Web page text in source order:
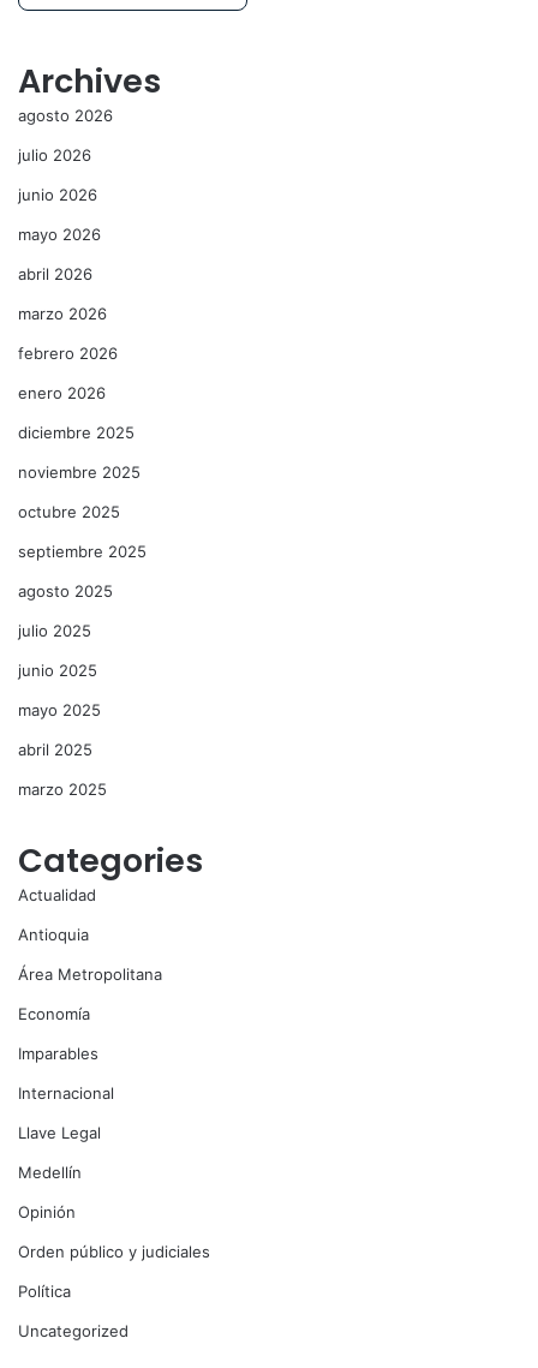
Archives
agosto 2026
julio 2026
junio 2026
mayo 2026
abril 2026
marzo 2026
febrero 2026
enero 2026
diciembre 2025
noviembre 2025
octubre 2025
septiembre 2025
agosto 2025
julio 2025
junio 2025
mayo 2025
abril 2025
marzo 2025
Categories
Actualidad
Antioquia
Área Metropolitana
Economía
Imparables
Internacional
Llave Legal
Medellín
Opinión
Orden público y judiciales
Política
Uncategorized